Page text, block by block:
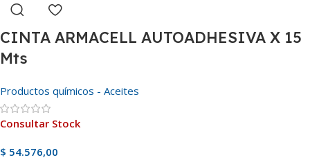
CINTA ARMACELL AUTOADHESIVA X 15
Mts
Productos químicos - Aceites
Consultar Stock
$ 54.576,00